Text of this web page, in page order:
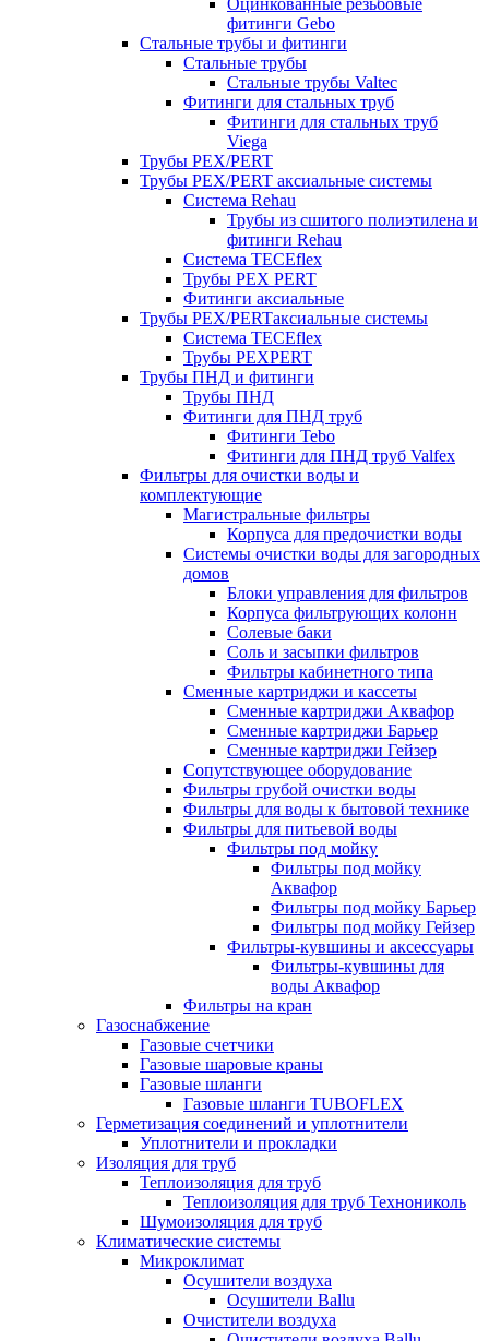
Оцинкованные резьбовые
фитинги Gebo
Стальные трубы и фитинги
Стальные трубы
Стальные трубы Valtec
Фитинги для стальных труб
Фитинги для стальных труб
Viega
Трубы PEX/PERT
Трубы PEX/PERT аксиальные системы
Система Rehau
Трубы из сшитого полиэтилена и
фитинги Rehau
Система TECEflex
Трубы PEX PERT
Фитинги аксиальные
Трубы PEX/PERTаксиальные системы
Система TECEflex
Трубы PEXPERT
Трубы ПНД и фитинги
Трубы ПНД
Фитинги для ПНД труб
Фитинги Tebo
Фитинги для ПНД труб Valfex
Фильтры для очистки воды и
комплектующие
Магистральные фильтры
Корпуса для предочистки воды
Системы очистки воды для загородных
домов
Блоки управления для фильтров
Корпуса фильтрующих колонн
Солевые баки
Соль и засыпки фильтров
Фильтры кабинетного типа
Сменные картриджи и кассеты
Сменные картриджи Аквафор
Сменные картриджи Барьер
Сменные картриджи Гейзер
Сопутствующее оборудование
Фильтры грубой очистки воды
Фильтры для воды к бытовой технике
Фильтры для питьевой воды
Фильтры под мойку
Фильтры под мойку
Аквафор
Фильтры под мойку Барьер
Фильтры под мойку Гейзер
Фильтры-кувшины и аксессуары
Фильтры-кувшины для
воды Аквафор
Фильтры на кран
Газоснабжение
Газовые счетчики
Газовые шаровые краны
Газовые шланги
Газовые шланги TUBOFLEX
Герметизация соединений и уплотнители
Уплотнители и прокладки
Изоляция для труб
Теплоизоляция для труб
Теплоизоляция для труб Технониколь
Шумоизоляция для труб
Климатические системы
Микроклимат
Осушители воздуха
Осушители Ballu
Очистители воздуха